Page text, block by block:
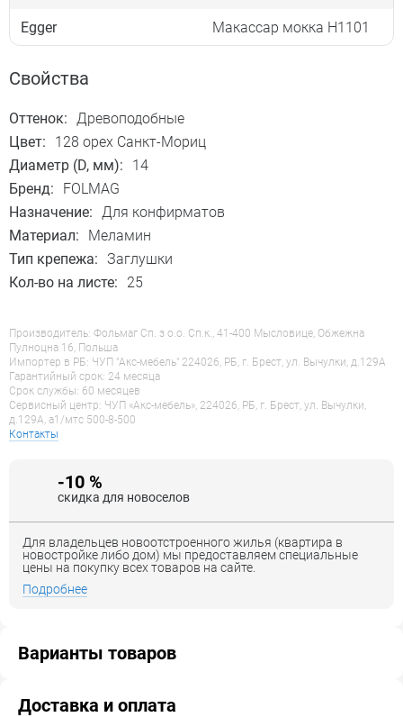
Egger Макассар мокка Н1101
Свойства
Оттенок: Древоподобные
Цвет:
128 орех Санкт-Мориц
Диаметр (D, мм):
14
Бренд:
FOLMAG
Назначение: Для конфирматов
Материал:
Меламин
Тип крепежа: Заглушки
Кол-во на листе:
25
Производитель: Фольмаг Сп. з о.о. Сп.к., 41-400 Мысловице, Обжежна
Пулноцна 16, Польша
Импортер в РБ: ЧУП "Акс-мебель" 224026, РБ, г. Брест, ул. Вычулки, д.129А
Гарантийный срок: 24 месяца
Срок службы: 60 месяцев
Сервисный центр: ЧУП «Акс-мебель», 224026, РБ, г. Брест, ул. Вычулки,
д.129А, a1/мтс 500-8-500
Контакты
-10 %
скидка для новоселов
Для владельцев новоотстроенного жилья (квартира в
новостройке либо дом) мы предоставляем специальные
цены на покупку всех товаров на сайте.
Подробнее
Варианты товаров
Доставка и оплата